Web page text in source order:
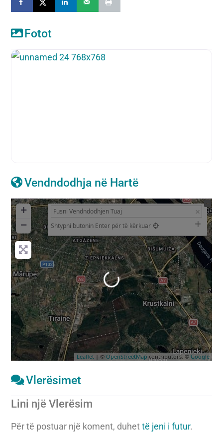
Fotot
Vendndodhja në Hartë
+
−
Shtypni butonin Enter për të kërkuar
Leaflet | © OpenStreetMap contributors, © Google
Duke ngarkuar…
Vlerësimet
Lini një Vlerësim
Për të postuar një koment, duhettë jeni i futur.